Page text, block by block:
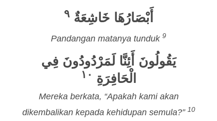
أَبْصَارُهَا خَاشِعَةٌ٩
Pandangan matanya tunduk 9
يَقُولُونَ أَئِنَّا لَمَرْدُودُونَ فِي
الْحَافِرَةِ ١٠
Mereka berkata, “Apakah kami akan
dikembalikan kepada kehidupan semula?” 10